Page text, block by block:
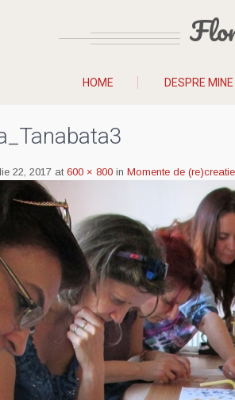
HOME DESPRE MINE
22, 2017 at600 × 800 in Momente de